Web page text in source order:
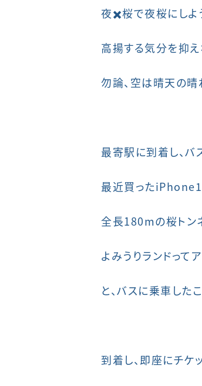
夜✖️桜で夜桜にしよ
高揚する気分を抑
勿論、空は晴天の晴
最寄駅に到着し、バ
最近買った
全長180mの桜トン
よみうりランドって
と、バスに乗車した
到着し、即座にチケ